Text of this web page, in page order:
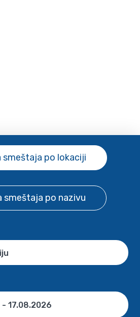
smeštaja po lokaciji
smeštaja po nazivu